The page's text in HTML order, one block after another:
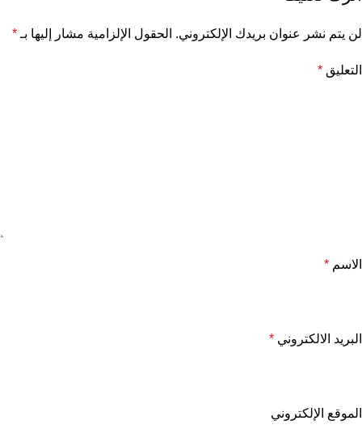
لن يتم نشر عنوان بريدك الإلكتروني. الحقول الإلزامية مشار إليها بـ *
التعليق *
الاسم *
البريد الالكتروني *
الموقع الإلكتروني